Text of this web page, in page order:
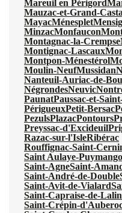
Mareuil en Périgord
Mauzac-et-Grand-
MayacMénesplet
MinzacMonfaucon
Montagnac-la-Crempse
Montignac-Lascaux
Montpon-Ménestérol
Moulin-NeufMussidan
Nanteuil-Auriac-de-
NégrondesNeuvic
PaunatPaussac-et-
PérigueuxPetit-Bersac
PezulsPlazacPontours
Preyssac-d'Excideuil
Razac-sur-l'IsleRibérac
Rouffignac-Saint-
Saint Aulaye-
Saint-AgneSaint-
Saint-André-de-Double
Saint-Avit-de-Vialard
Saint-Capraise-de-
Saint-Crépin-